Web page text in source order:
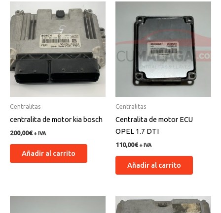
Centralitas
centralita de motor kia bosch
200,00€ + IVA
Añadir al carrito
Centralitas
Centralita de motor ECU
OPEL 1.7 DTI
110,00€ + IVA
Añadir al carrito